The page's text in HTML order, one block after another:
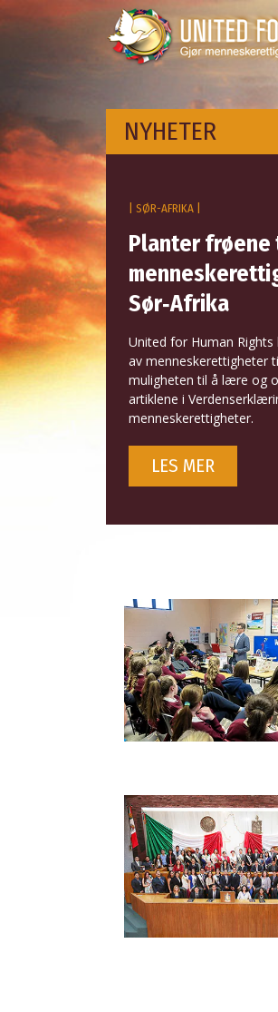
NYHETER
| SØR-AFRIKA |
Planter frøene
Sør‑Afrika
United for Human
av menneskerettigheter
muligheten til å lære og
artiklene i
menneskerettigheter.
LES MER